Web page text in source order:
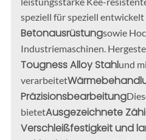
speziell für speziell
Betonausrüstungsowie
Industriemaschinen.
Tougness Alloy Stahlund
verarbeitet
Präzisionsbearbeitung
bietetAusgezeichnete
Verschleißfestigkeit und